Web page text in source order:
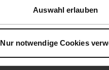
Auswahl erlauben
Nur notwendige Cookies